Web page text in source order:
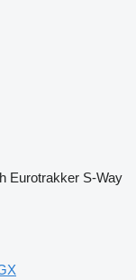
Eurotrakker S-Way